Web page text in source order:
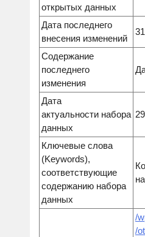
открытых данных
Дата последнего
внесения изменений
Содержание
последнего
изменения
Дата
актуальности набора
данных
Ключевые слова
(Keywords),
соответствующие
содержанию набора
данных
/
/